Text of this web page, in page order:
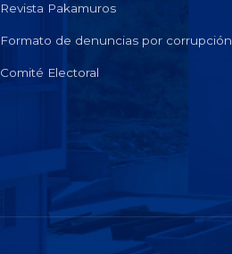
Revista Pakamuros
Formato de denuncias por corrupción
Comité Electoral